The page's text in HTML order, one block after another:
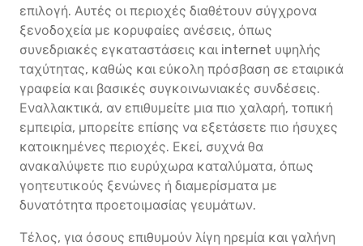
επιλογή. Αυτές οι περιοχές διαθέτουν σύγχρονα
ξενοδοχεία με κορυφαίες ανέσεις, όπως
συνεδριακές εγκαταστάσεις και internet υψηλής
ταχύτητας, καθώς και εύκολη πρόσβαση σε εταιρικά
γραφεία και βασικές συγκοινωνιακές συνδέσεις.
Εναλλακτικά, αν επιθυμείτε μια πιο χαλαρή, τοπική
εμπειρία, μπορείτε επίσης να εξετάσετε πιο ήσυχες
κατοικημένες περιοχές. Εκεί, συχνά θα
ανακαλύψετε πιο ευρύχωρα καταλύματα, όπως
γοητευτικούς ξενώνες ή διαμερίσματα με
δυνατότητα προετοιμασίας γευμάτων.
Τέλος, για όσους επιθυμούν λίγη ηρεμία και γαλήνη